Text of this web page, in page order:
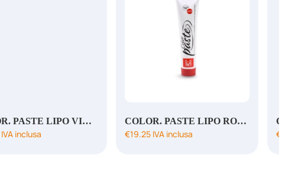
COLOR. PASTE LIPO VIOLA
IVA inclusa
COLOR. PASTE LIPO ROSSO
€19.25 IVA inclusa €